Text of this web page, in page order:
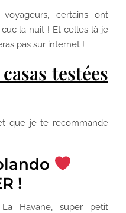
certains ont
cuc la nuit ! Et celles là je
pas sur internet !
testées
que je te recommande
!
Havane, super petit